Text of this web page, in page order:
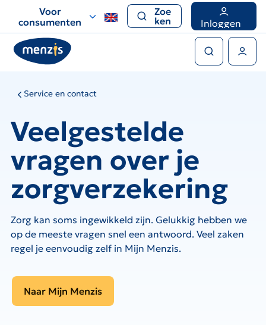
voor
snelle
navigatie
Voor
consumenten
Zoe
ken
Inloggen
Service en contact
Veelgestelde
vragen over je
zorgverzekering
Zorg kan soms ingewikkeld zijn. Gelukkig hebben we
op de meeste vragen snel een antwoord. Veel zaken
regel je eenvoudig zelf in Mijn Menzis.
Naar Mijn Menzis